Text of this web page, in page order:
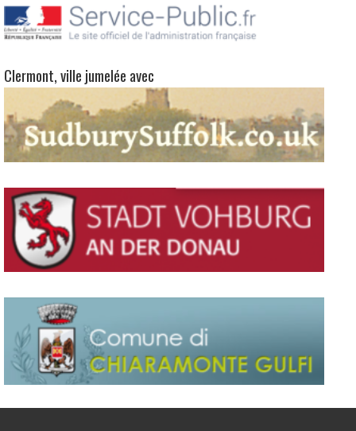
Clermont, ville jumelée avec